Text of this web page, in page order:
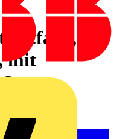
2fach,
mit